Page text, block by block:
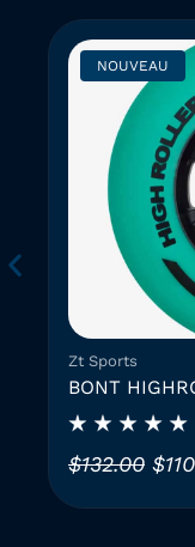
NOUVEAU
Zt Sports
BONT
SKATING
$132.00 L
$
C